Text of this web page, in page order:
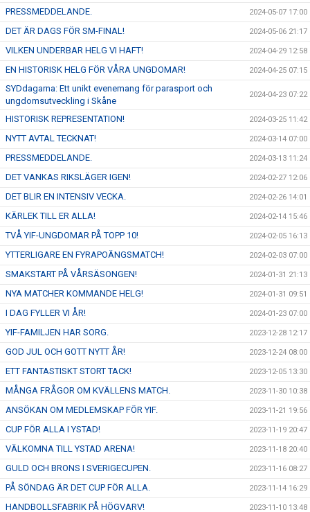
PRESSMEDDELANDE. 2024-05-07 17:00
DET ÄR DAGS FÖR SM-FINAL! 2024-05-06 21:17
VILKEN UNDERBAR HELG VI HAFT! 2024-04-29 12:58
EN HISTORISK HELG FÖR VÅRA UNGDOMAR! 2024-04-25 07:15
SYDdagarna: Ett unikt evenemang för parasport och
ungdomsutveckling i Skåne
2024-04-23 07:22
HISTORISK REPRESENTATION! 2024-03-25 11:42
NYTT AVTAL TECKNAT! 2024-03-14 07:00
PRESSMEDDELANDE. 2024-03-13 11:24
DET VANKAS RIKSLÄGER IGEN! 2024-02-27 12:06
DET BLIR EN INTENSIV VECKA. 2024-02-26 14:01
KÄRLEK TILL ER ALLA! 2024-02-14 15:46
TVÅ YIF-UNGDOMAR PÅ TOPP 10! 2024-02-05 16:13
YTTERLIGARE EN FYRAPOÄNGSMATCH! 2024-02-03 07:00
SMAKSTART PÅ VÅRSÄSONGEN! 2024-01-31 21:13
NYA MATCHER KOMMANDE HELG! 2024-01-31 09:51
I DAG FYLLER VI ÅR! 2024-01-23 07:00
YIF-FAMILJEN HAR SORG. 2023-12-28 12:17
GOD JUL OCH GOTT NYTT ÅR! 2023-12-24 08:00
ETT FANTASTISKT STORT TACK! 2023-12-05 13:30
MÅNGA FRÅGOR OM KVÄLLENS MATCH. 2023-11-30 10:38
ANSÖKAN OM MEDLEMSKAP FÖR YIF. 2023-11-21 19:56
CUP FÖR ALLA I YSTAD! 2023-11-19 20:47
VÄLKOMNA TILL YSTAD ARENA! 2023-11-18 20:40
GULD OCH BRONS I SVERIGECUPEN. 2023-11-16 08:27
PÅ SÖNDAG ÄR DET CUP FÖR ALLA. 2023-11-14 16:29
HANDBOLLSFABRIK PÅ HÖGVARV! 2023-11-10 13:48